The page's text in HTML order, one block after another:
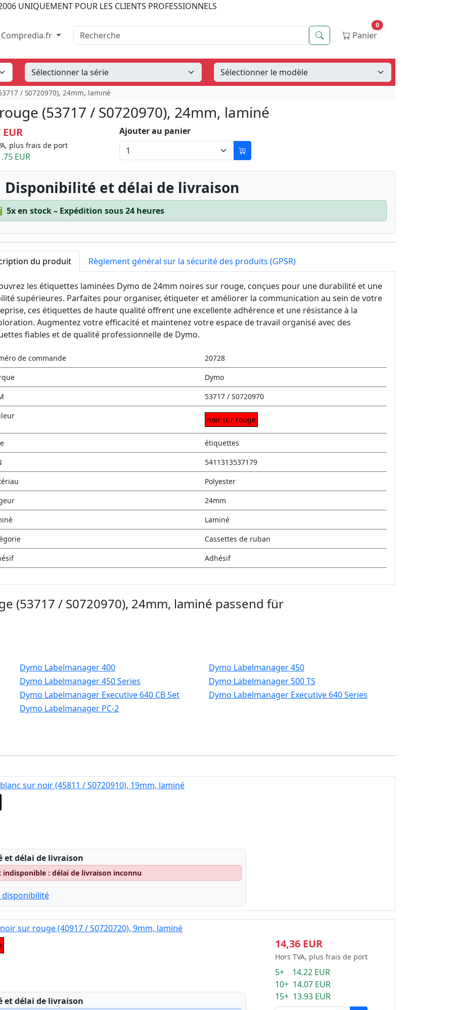
UNIQUEMENT POUR LES CLIENTS PROFESSIONNELS
Compredia.fr Recherche RecherchePanier
0
/ S0720970), 24mm, laminé
(53717 / S0720970), 24mm, laminé
plus frais de port
EUR
Ajouter au panier
Disponibilité et délai de livraison
5x en stock – Expédition sous 24 heures
du produit Règlement général sur la sécurité des produits (GPSR)
les étiquettes laminées Dymo de 24mm noires sur rouge, conçues pour une durabilité et une
supérieures. Parfaites pour organiser, étiqueter et améliorer la communication au sein de votre
ces étiquettes de haute qualité offrent une excellente adhérence et une résistance à la
Augmentez votre efficacité et maintenez votre espace de travail organisé avec des
fiables et de qualité professionnelle de Dymo.
de commande
20728
Dymo
53717 / S0720970
noir sur rouge
étiquettes
5411313537179
Polyester
24mm
Laminé
Cassettes de ruban
Adhésif
(53717 / S0720970), 24mm, laminé passend für
Dymo Labelmanager 400
Dymo Labelmanager 450
Dymo Labelmanager 450 Series
Dymo Labelmanager 500 TS
Dymo Labelmanager Executive 640 CB Set
Dymo Labelmanager Executive 640 Series
Dymo Labelmanager PC-2
sur noir (45811 / S0720910), 19mm, laminé
et délai de livraison
: délai de livraison inconnu
sur rouge (40917 / S0720720), 9mm, laminé
et délai de livraison
14,36 EUR
Hors TVA, plus frais de port
5+ 14.22 EUR
10+ 14.07 EUR
15+ 13.93 EUR